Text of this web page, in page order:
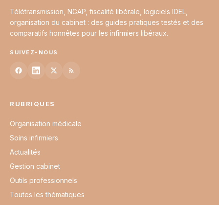
Télétransmission, NGAP, fiscalité libérale, logiciels IDEL,
organisation du cabinet : des guides pratiques testés et des
comparatifs honnêtes pour les infirmiers libéraux.
SUIVEZ-NOUS
RUBRIQUES
Organisation médicale
Soins infirmiers
Actualités
Gestion cabinet
Outils professionnels
Toutes les thématiques